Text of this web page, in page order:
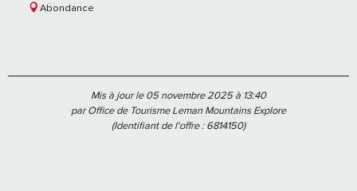
Abondance
Mis à jour le 05 novembre 2025 à 13:40
par Office de Tourisme Leman Mountains Explore
(Identifiant de l'offre :6814150)